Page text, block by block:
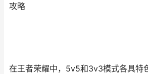
攻略
在王者荣耀中，5v5和3v3模式各具特